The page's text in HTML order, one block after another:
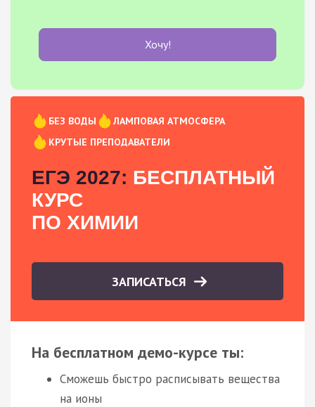
Хочу!
БЕЗ ВОДЫ
ЛАМПОВАЯ АТМОСФЕРА
КРУТЫЕ ПРЕПОДАВАТЕЛИ
ЕГЭ 2027: БЕСПЛАТНЫЙ
КУРС
ПО ХИМИИ
ЗАПИСАТЬСЯ
На бесплатном демо-курсе ты:
Сможешь быстро расписывать вещества
на ионы